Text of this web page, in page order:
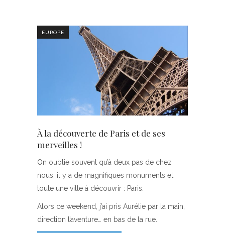
EUROPE
À la découverte de Paris et de ses
merveilles !
On oublie souvent qu’à deux pas de chez
nous, il y a de magnifiques monuments et
toute une ville à découvrir : Paris.
Alors ce weekend, j’ai pris Aurélie par la main,
direction l’aventure… en bas de la rue.